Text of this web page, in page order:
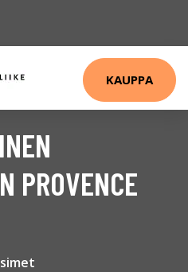
KAUPPA
PROVENCE